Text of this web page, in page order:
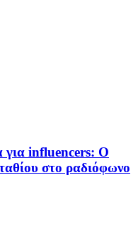
για influencers: Ο
στο ραδιόφωνο